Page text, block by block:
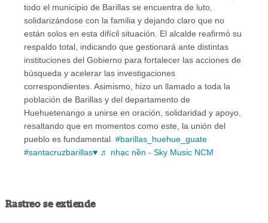
todo el municipio de Barillas se encuentra de luto,
solidarizándose con la familia y dejando claro que no
están solos en esta difícil situación. El alcalde reafirmó su
respaldo total, indicando que gestionará ante distintas
instituciones del Gobierno para fortalecer las acciones de
búsqueda y acelerar las investigaciones
correspondientes. Asimismo, hizo un llamado a toda la
población de Barillas y del departamento de
Huehuetenango a unirse en oración, solidaridad y apoyo,
resaltando que en momentos como este, la unión del
pueblo es fundamental. #barillas_huehue_guate
#santacruzbarillas♥️ ♬ nhạc nền - Sky Music NCM
Rastreo se extiende